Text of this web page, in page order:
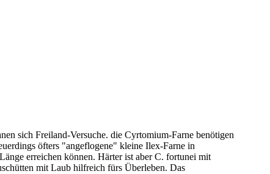
sich Freiland-Versuche. die Cyrtomium-Farne benötigen
öfters "angeflogene" kleine Ilex-Farne in
erreichen können. Härter ist aber C. fortunei mit
mit Laub hilfreich fürs Überleben. Das